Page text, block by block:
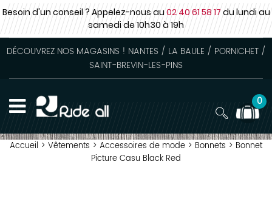
Besoin d'un conseil ? Appelez-nous au02 40 61 58 17du lundi au
samedide 10h30 à 19h
DÉCOUVREZ NOS MAGASINS ! NANTES / LA BAULE / PORNICHET /
SAINT-BREVIN-LES-PINS
0
Accueil > Vêtements > Accessoires de mode > Bonnets > Bonnet
Picture Casu Black Red